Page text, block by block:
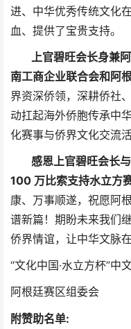
进、中华优秀传统文化
血、提供了宝贵支持。
上官碧旺会长身兼
南工商企业联合会和阿
界资深侨领，深耕侨社
动扛起海外侨胞传承中
化赛事与侨界文化交流活
感恩上官碧旺会长
100 万比索支持水立方
康、万事顺遂，祝愿阿
谱新篇！期盼未来我们
侨界情谊，让中华文脉
“文化中国·水立方杯”中
阿根廷赛区组委会
附赞助名单: